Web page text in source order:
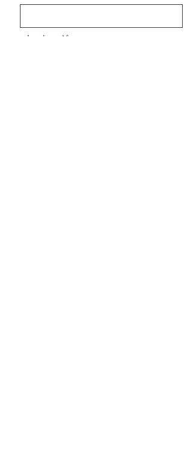
メッセージ